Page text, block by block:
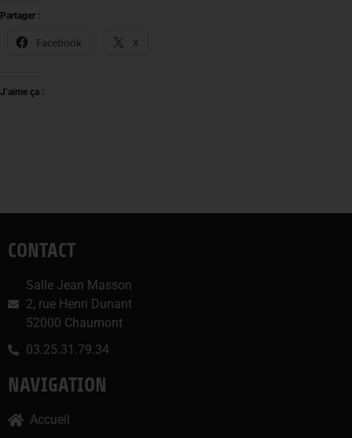
Partager :
Facebook X
J’aime ça :
CONTACT
Salle Jean Masson
2, rue Henri Dunant
52000 Chaumont
03.25.31.79.34
NAVIGATION
Accueil